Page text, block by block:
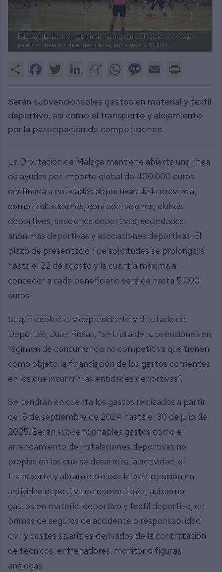
Estas ayudas también cubren primas de seguros de accidente y costes
para la contratación de entrenadores, entre otros.ARCHIVO.
Share FacebookTwitter LinkedInMeneameWhatsAppMessage
Email
Serán subvencionables gastos en material y textil
deportivo, así como el transporte y alojamiento
por la participación de competiciones
La Diputación de Málaga mantiene abierta una línea
de ayudas por importe global de 400.000 euros
destinada a entidades deportivas de la provincia,
como federaciones, confederaciones, clubes
deportivos, secciones deportivas, sociedades
anónimas deportivas y asociaciones deportivas. El
plazo de presentación de solicitudes se prolongará
hasta el 22 de agosto y la cuantía máxima a
conceder a cada beneficiario será de hasta 5.000
euros.
Según explicó el vicepresidente y diputado de
Deportes, Juan Rosas, “se trata de subvenciones en
régimen de concurrencia no competitiva que tienen
como objeto la financiación de los gastos corrientes
en los que incurran las entidades deportivas”.
Se tendrán en cuenta los gastos realizados a partir
del 5 de septiembre de 2024 hasta el 30 de julio de
2025. Serán subvencionables gastos como el
arrendamiento de instalaciones deportivas no
propias en las que se desarrolle la actividad, el
transporte y alojamiento por la participación en
actividad deportiva de competición, así como
gastos en material deportivo y textil deportivo, en
primas de seguros de accidente o responsabilidad
civil y costes salariales derivados de la contratación
de técnicos, entrenadores, monitor o figuras
análogas.